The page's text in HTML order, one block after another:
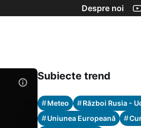
Despre noi
Subiecte trend
#Meteo #Război Rusia -
#Uniunea Europeană #